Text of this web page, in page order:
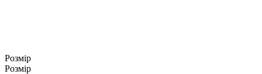
Розмір
Розмір